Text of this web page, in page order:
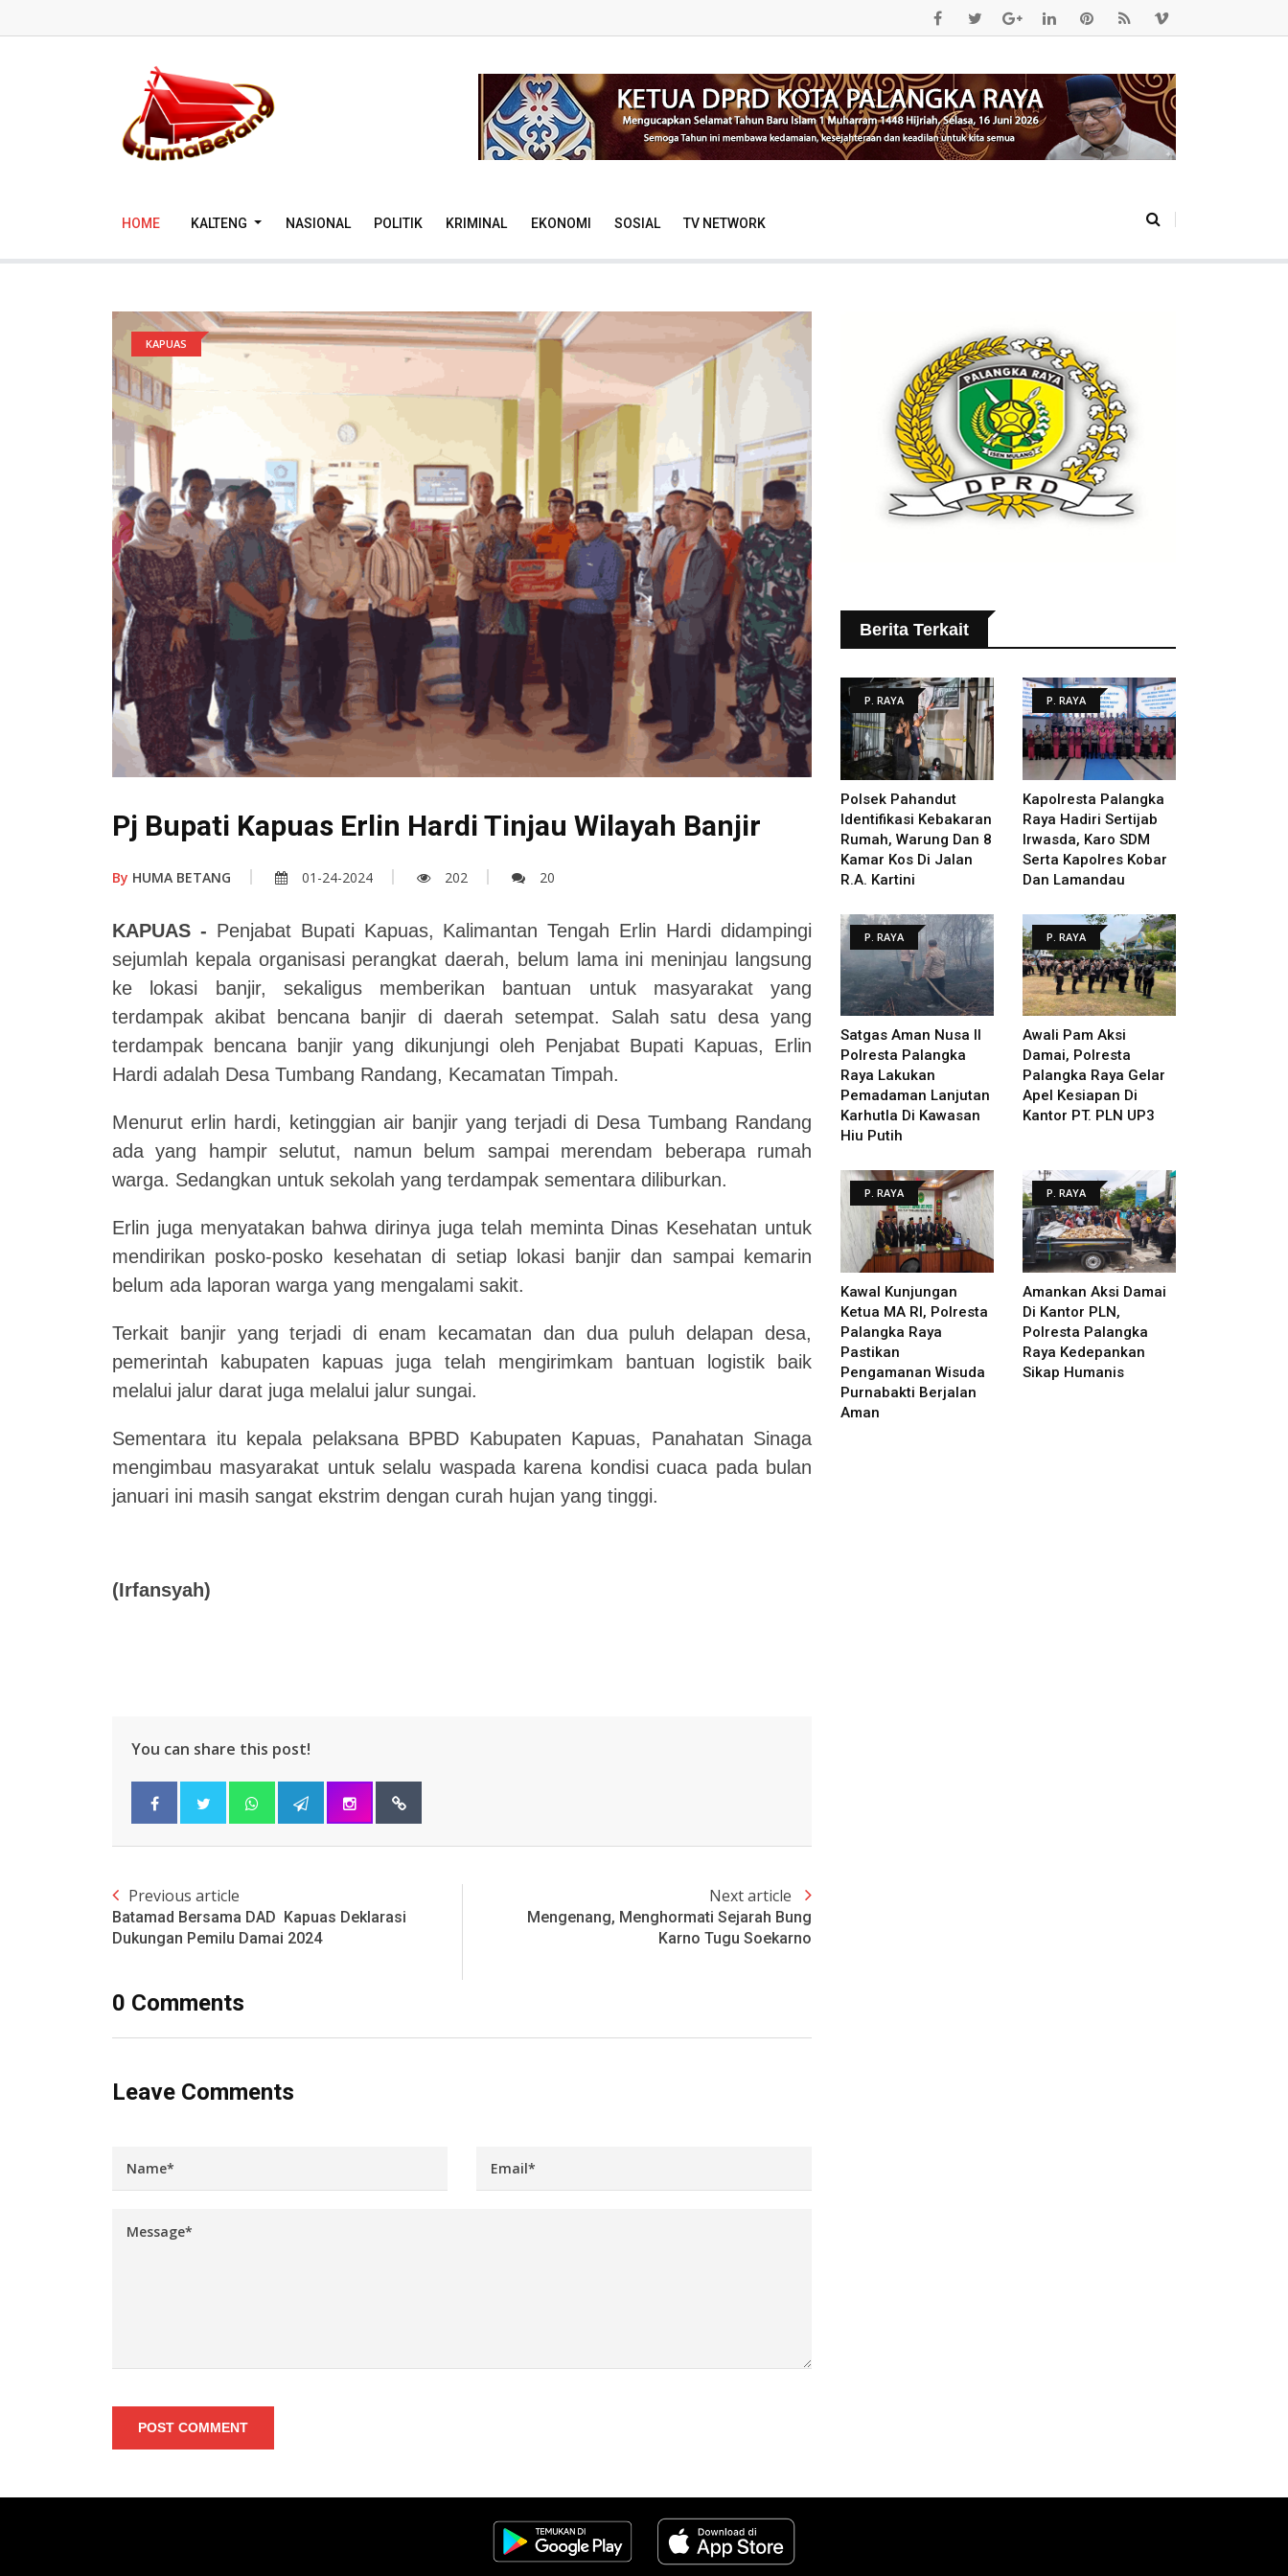
HOME KALTENG NASIONAL POLITIK KRIMINAL EKONOMI SOSIAL TV NETWORK
KAPUAS
Pj Bupati Kapuas Erlin Hardi Tinjau Wilayah Banjir
By HUMA BETANG 01-24-2024 202 20
KAPUAS - Penjabat Bupati Kapuas, Kalimantan Tengah Erlin Hardi didampingi
sejumlah kepala organisasi perangkat daerah, belum lama ini meninjau langsung
ke lokasi banjir, sekaligus memberikan bantuan untuk masyarakat yang
terdampak akibat bencana banjir di daerah setempat. Salah satu desa yang
terdampak bencana banjir yang dikunjungi oleh Penjabat Bupati Kapuas, Erlin
Hardi adalah Desa Tumbang Randang, Kecamatan Timpah.
Menurut erlin hardi, ketinggian air banjir yang terjadi di Desa Tumbang Randang
ada yang hampir selutut, namun belum sampai merendam beberapa rumah
warga. Sedangkan untuk sekolah yang terdampak sementara diliburkan.
Erlin juga menyatakan bahwa dirinya juga telah meminta Dinas Kesehatan untuk
mendirikan posko-posko kesehatan di setiap lokasi banjir dan sampai kemarin
belum ada laporan warga yang mengalami sakit.
Terkait banjir yang terjadi di enam kecamatan dan dua puluh delapan desa,
pemerintah kabupaten kapuas juga telah mengirimkam bantuan logistik baik
melalui jalur darat juga melalui jalur sungai.
Sementara itu kepala pelaksana BPBD Kabupaten Kapuas, Panahatan Sinaga
mengimbau masyarakat untuk selalu waspada karena kondisi cuaca pada bulan
januari ini masih sangat ekstrim dengan curah hujan yang tinggi.
(Irfansyah)
You can share this post!
Previous article
Batamad Bersama DAD Kapuas Deklarasi
Dukungan Pemilu Damai 2024
Next article
Mengenang, Menghormati Sejarah Bung
Karno Tugu Soekarno
0 Comments
Leave Comments
POST COMMENT
Berita Terkait
P. RAYA
Polsek Pahandut
Identifikasi Kebakaran
Rumah, Warung Dan 8
Kamar Kos Di Jalan
R.A. Kartini
P. RAYA
Kapolresta Palangka
Raya Hadiri Sertijab
Irwasda, Karo SDM
Serta Kapolres Kobar
Dan Lamandau
P. RAYA
Satgas Aman Nusa II
Polresta Palangka
Raya Lakukan
Pemadaman Lanjutan
Karhutla Di Kawasan
Hiu Putih
P. RAYA
Awali Pam Aksi
Damai, Polresta
Palangka Raya Gelar
Apel Kesiapan Di
Kantor PT. PLN UP3
P. RAYA
Kawal Kunjungan
Ketua MA RI, Polresta
Palangka Raya
Pastikan
Pengamanan Wisuda
Purnabakti Berjalan
Aman
P. RAYA
Amankan Aksi Damai
Di Kantor PLN,
Polresta Palangka
Raya Kedepankan
Sikap Humanis